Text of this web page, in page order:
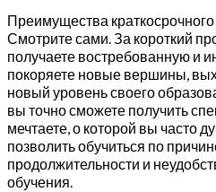
Преимущества
Смотрите сами. За короткий
получаете востребованную и
покоряете новые вершины,
новый уровень своего
вы точно сможете получить
мечтаете, о которой вы часто
позволить обучиться по
продолжительности и
обучения.